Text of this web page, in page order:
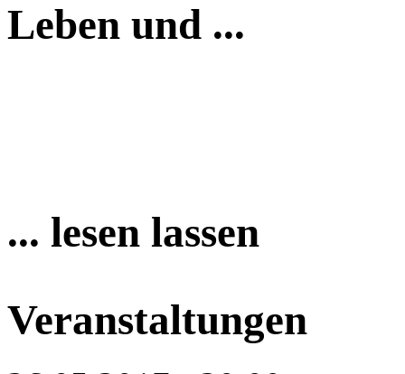
Leben und ...
... lesen lassen
Veranstaltungen